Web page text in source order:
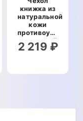
книжка из
натуральной
кожи
противоударный
магнитный
для Oukitel
2 219 ₽